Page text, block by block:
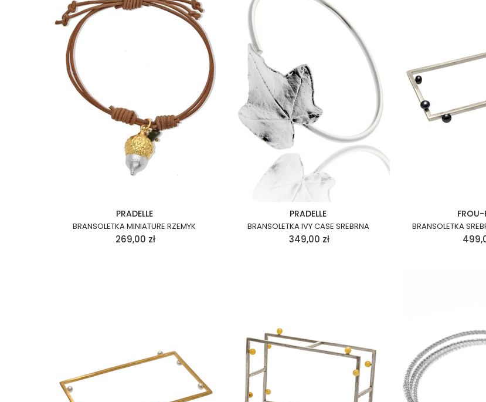
PRADELLE
BRANSOLETKA MINIATURE RZEMYK
269,00 zł
PRADELLE
BRANSOLETKA IVY CASE SREBRNA
349,00 zł
FROU-
BRANSOLETKA